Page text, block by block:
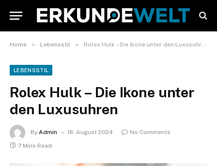
Home » Lebensstil » Rolex Hulk – Die Ikone unter den Luxusuhren
LEBENSSTIL
Rolex Hulk – Die Ikone unter
den Luxusuhren
By Admin 18. August 2024
No Comments
7 Mins Read